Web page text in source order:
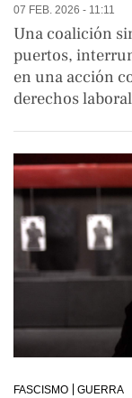
07 FEB. 2026 - 11:11
Una coalición
puertos,
en una acción
derechos
FASCISMO GUERRA